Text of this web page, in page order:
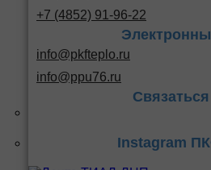
+7 (4852) 91-96-22
info@pkfteplo.ru
info@ppu76.ru
Instagram